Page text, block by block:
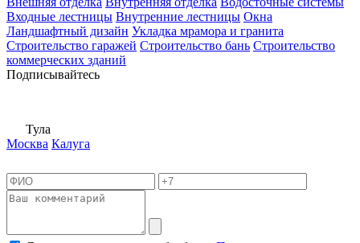
Входные лестницы Внутренние лестницы Окна
Ландшафтный дизайн Укладка мрамора и гранита
Строительство гаражей Строительство бань Строительство
коммерческих зданий
Подписывайтесь
Тула
Москва Калуга